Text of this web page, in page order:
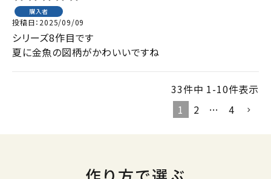
購入者
投稿日 2025/09/09
シリーズ8作目です
夏に金魚の図柄がかわいいですね
33件中 1-10件表示
1
2 … 4